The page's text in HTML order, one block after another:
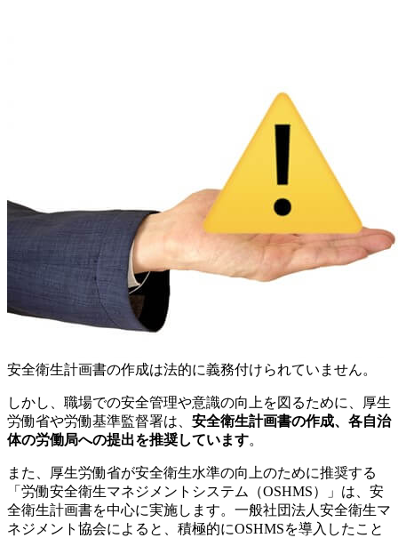
安全衛生計画書の作成は法的に義務付けられていません。
しかし、職場での安全管理や意識の向上を図るために、厚生
労働省や労働基準監督署は、 安全衛生計画書の作成、各自治
体の労働局への提出を推奨しています。
また、厚生労働省が安全衛生水準の向上のために推奨する
「労働安全衛生マネジメントシステム（OSHMS）」は、安
全衛生計画書を中心に実施します。一般社団法人安全衛生マ
ネジメント協会によると、積極的にOSHMSを導入したこと